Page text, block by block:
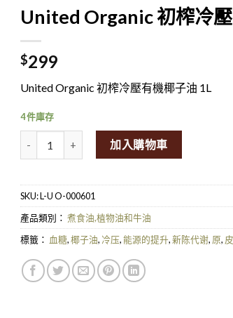
United Organic 初榨冷
$299
United Organic 初榨冷壓有機椰子油 1L
4 件庫存
United Organic Virgin Cold Pressed Organic
加入購物車
SKU:L-U O-000601
產品類別： 煮食油,植物油和牛油
標籤： 血糖,椰子油, 冷压,能源的提升,新陈代谢, 原,